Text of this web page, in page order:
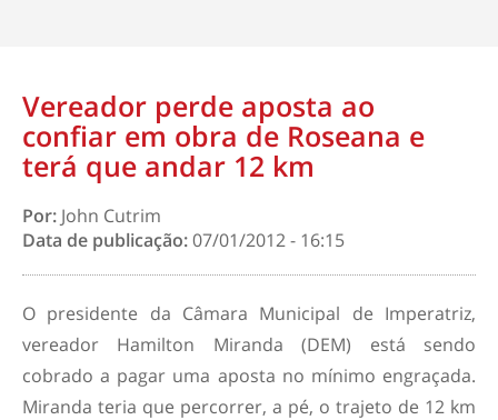
Vereador perde aposta ao
confiar em obra de Roseana e
terá que andar 12 km
Por: John Cutrim
Data de publicação:07/01/2012 - 16:15
O presidente da Câmara Municipal de Imperatriz,
vereador Hamilton Miranda (DEM) está sendo
cobrado a pagar uma aposta no mínimo engraçada.
Miranda teria que percorrer, a pé, o trajeto de 12 km